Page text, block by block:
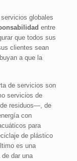
globales
entre
que todos sus
clientes sean
a que la
de servicios son
servicios de
residuos—, de
con
para
de plástico
es una
dar una